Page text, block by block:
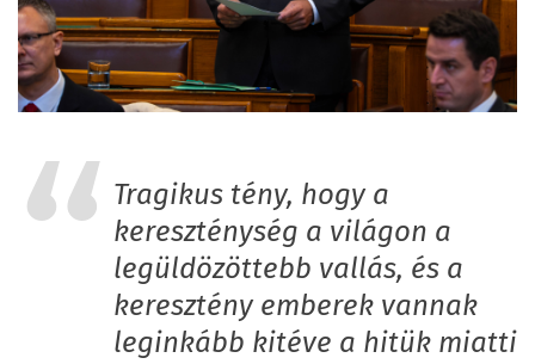
Tragikus tény, hogy a
kereszténység a világon a
legüldözöttebb vallás, és a
keresztény emberek vannak
leginkább kitéve a hitük miatti